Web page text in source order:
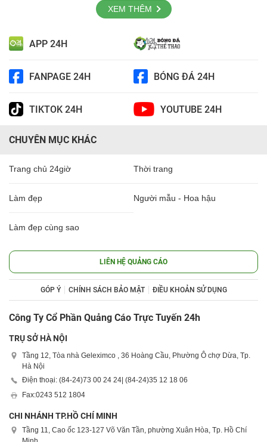
XEM THÊM
APP 24H
FANPAGE 24H BÓNG ĐÁ 24H
TIKTOK 24H YOUTUBE 24H
CHUYÊN MỤC KHÁC
Trang chủ 24giờ Thời trang
Làm đẹp Người mẫu - Hoa hậu
Làm đẹp cùng sao
LIÊN HỆ QUẢNG CÁO
GÓP Ý CHÍNH SÁCH BẢO MẬT ĐIỀU KHOẢN SỬ DỤNG
Công Ty Cổ Phần Quảng Cáo Trực Tuyến 24h
TRỤ SỞ HÀ NỘI
Tầng 12, Tòa nhà Geleximco , 36 Hoàng Cầu, Phường Ô chợ Dừa, Tp.
Hà Nội
Điện thoại: (84-24)73 00 24 24 | (84-24)35 12 18 06
Fax:0243 512 1804
CHI NHÁNH TP.HỒ CHÍ MINH
Tầng 11, Cao ốc 123-127 Võ Văn Tần, phường Xuân Hòa, Tp. Hồ Chí